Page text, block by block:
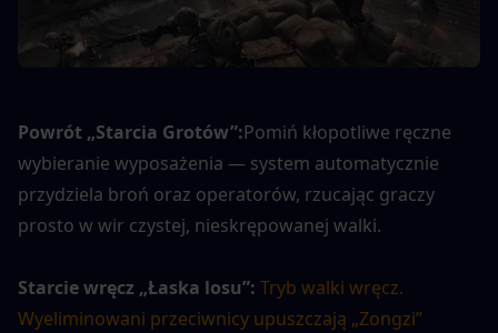
Powrót „Starcia Grotów”:Pomiń kłopotliwe ręczne
wybieranie wyposażenia — system automatycznie
przydziela broń oraz operatorów, rzucając graczy
prosto w wir czystej, nieskrępowanej walki.
Starcie wręcz „Łaska losu”: Tryb walki wręcz.
Wyeliminowani przeciwnicy upuszczają „Zongzi”